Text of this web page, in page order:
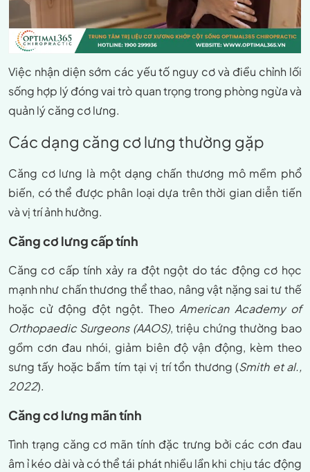
Việc nhận diện sớm các yếu tố nguy cơ và điều chỉnh lối
sống hợp lý đóng vai trò quan trọng trong phòng ngừa và
quản lý căng cơ lưng.
Các dạng căng cơ lưng thường gặp
Căng cơ lưng là một dạng chấn thương mô mềm phổ
biến, có thể được phân loại dựa trên thời gian diễn tiến
và vị trí ảnh hưởng.
Căng cơ lưng cấp tính
Căng cơ cấp tính xảy ra đột ngột do tác động cơ học
mạnh như chấn thương thể thao, nâng vật nặng sai tư thế
hoặc cử động đột ngột. Theo American Academy of
Orthopaedic Surgeons (AAOS), triệu chứng thường bao
gồm cơn đau nhói, giảm biên độ vận động, kèm theo
sưng tấy hoặc bầm tím tại vị trí tổn thương (Smith et al.,
2022).
Căng cơ lưng mãn tính
Tình trạng căng cơ mãn tính đặc trưng bởi các cơn đau
âm ỉ kéo dài và có thể tái phát nhiều lần khi chịu tác động